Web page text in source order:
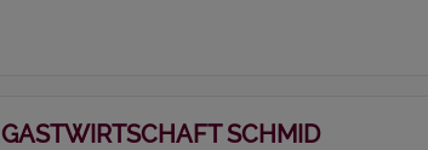
GASTWIRTSCHAFT SCHMID